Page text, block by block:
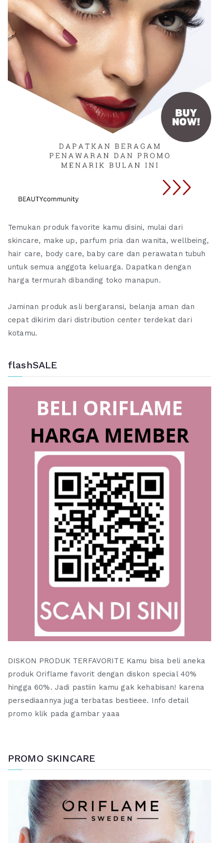
Temukan produk favorite kamu disini, mulai dari
skincare, make up, parfum pria dan wanita, wellbeing,
hair care, body care, baby care dan perawatan tubuh
untuk semua anggota keluarga. Dapatkan dengan
harga termurah dibanding toko manapun.
Jaminan produk asli bergaransi, belanja aman dan
cepat dikirim dari distribution center terdekat dari
kotamu.
flashSALE
DISKON PRODUK TERFAVORITE Kamu bisa beli aneka
produk Oriflame favorit dengan diskon special 40%
hingga 60%. Jadi pastiin kamu gak kehabisan! karena
persediaannya juga terbatas bestieee. Info detail
promo klik pada gambar yaaa
PROMO SKINCARE